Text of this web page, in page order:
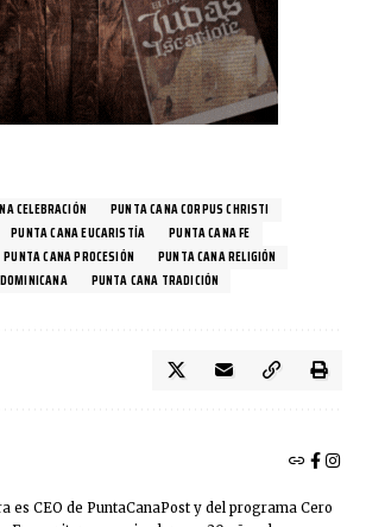
CELEBRACIÓN
PUNTA CANA CORPUS CHRISTI
PUNTA CANA EUCARISTÍA
PUNTA CANA FE
PUNTA CANA PROCESIÓN
PUNTA CANA RELIGIÓN
PUNTA CANA TRADICIÓN
es CEO de PuntaCanaPost y del programa Cero